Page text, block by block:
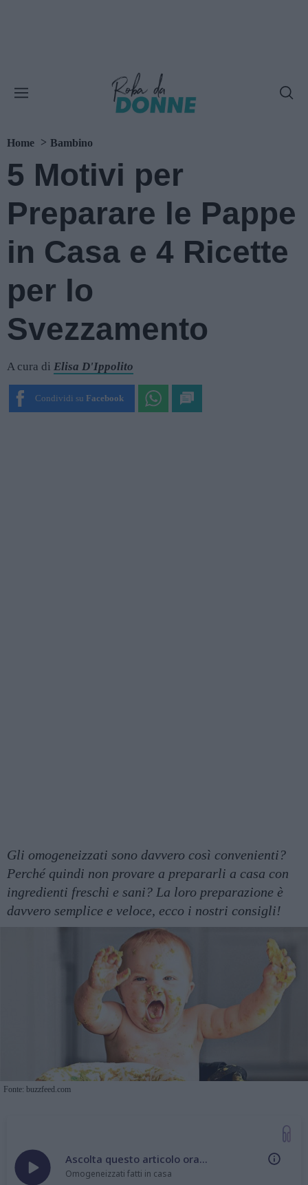
Home Bambino
5 Motivi per
Preparare le Pappe
in Casa e 4 Ricette
per lo
Svezzamento
A cura di Elisa D'Ippolito
Condividi su Facebook
Gli omogeneizzati sono davvero così convenienti?
Perché quindi non provare a prepararli a casa con
ingredienti freschi e sani? La loro preparazione è
davvero semplice e veloce, ecco i nostri consigli!
Fonte: buzzfeed.com
Ascolta questo articolo ora...
Omogeneizzati fatti in casa